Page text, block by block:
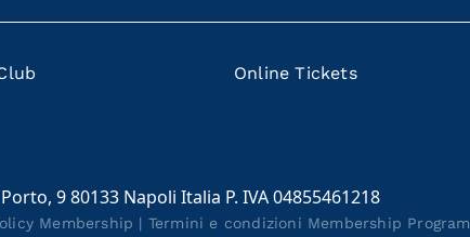
Online Tickets
9 80133 Napoli Italia P. IVA 04855461218
Membership | Termini e condizioni Membership Program